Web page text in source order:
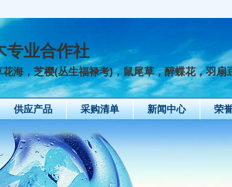
专业合作社
海，芝樱(丛生福禄考)，鼠尾草，醉蝶花，羽扇
供应产品 采购清单 新闻中心 荣